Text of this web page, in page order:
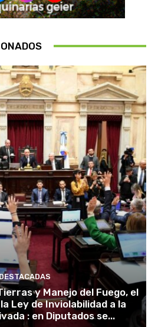
DESTACADAS
y Manejo del Fuego, el
Ley de Inviolabilidad a la
: en Diputados se...